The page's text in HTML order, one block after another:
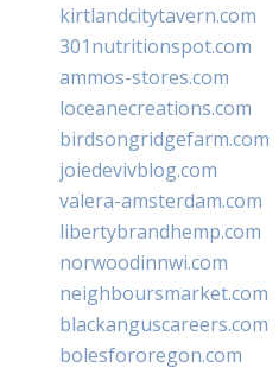
kirtlandcitytavern.com
301nutritionspot.com
ammos-stores.com
loceanecreations.com
birdsongridgefarm.com
joiedevivblog.com
valera-amsterdam.com
libertybrandhemp.com
norwoodinnwi.com
neighboursmarket.com
blackanguscareers.com
bolesfororegon.com